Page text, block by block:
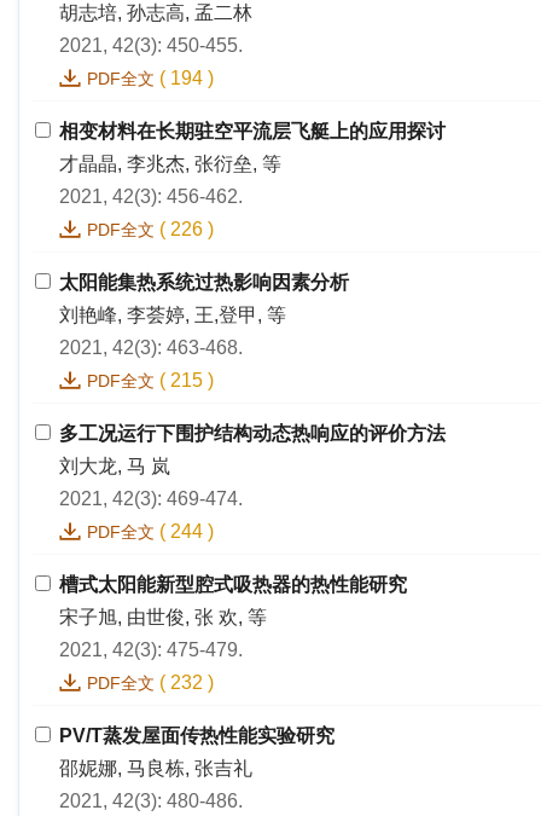
胡志培, 孙志高, 孟二林
2021, 42(3): 450-455.
PDF全文 ( 194 )
相变材料在长期驻空平流层飞艇上的应用探讨
才晶晶, 李兆杰, 张衍垒, 等
2021, 42(3): 456-462.
PDF全文 ( 226 )
太阳能集热系统过热影响因素分析
刘艳峰, 李荟婷, 王,登甲, 等
2021, 42(3): 463-468.
PDF全文 ( 215 )
多工况运行下围护结构动态热响应的评价方法
刘大龙, 马 岚
2021, 42(3): 469-474.
PDF全文 ( 244 )
槽式太阳能新型腔式吸热器的热性能研究
宋子旭, 由世俊, 张 欢, 等
2021, 42(3): 475-479.
PDF全文 ( 232 )
PV/T蒸发屋面传热性能实验研究
邵妮娜, 马良栋, 张吉礼
2021, 42(3): 480-486.